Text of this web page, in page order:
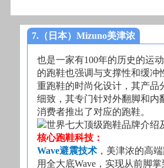
7.（日本）Mizuno美津浓
也是一家有100年的历史的运
的跑鞋也强调与支撑性和缓冲
重跑鞋的时尚化设计，其产品
细致，其专门针对外翻脚和内
消费者推出了对应的跑鞋。
核心跑鞋科技：
Wave避震技术 ，美津浓的高
用全大底Wave，实现从前脚